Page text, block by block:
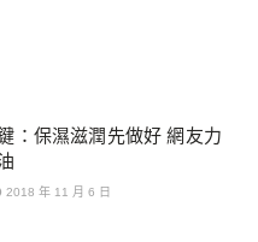
：保濕滋潤先做好 網友力
2018 年 11 月 6 日